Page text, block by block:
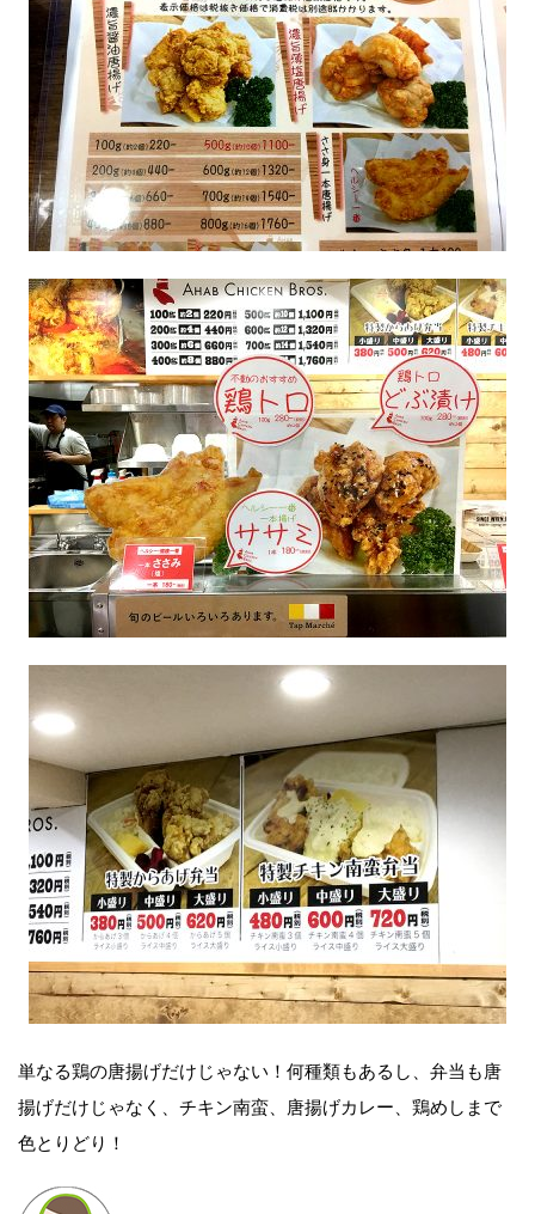
単なる鶏の唐揚げだけじゃない！何種類もあるし、弁当も唐
揚げだけじゃなく、チキン南蛮、唐揚げカレー、鶏めしまで
色とりどり！